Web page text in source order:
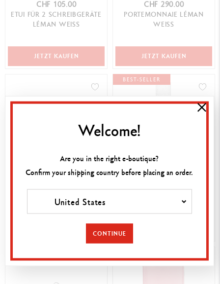
CHF 105.00
ETUI FÜR 2 SCHREIBGERÄTE
LÉMAN WEISS
JETZT KAUFEN
CHF 290.00
PORTEMONNAIE LÉMAN
WEISS
JETZT KAUFEN
CHF 290.00
DAMEN-PORTEMONNAIE
LÉMAN GRAU
BEST-SELLER
CHF 95.00
ETUI FÜR 1 SCHREIBGERÄT
Welcome!
Are you in the right e-boutique?
Confirm your shipping country before placing an order.
United States
CONTINUE